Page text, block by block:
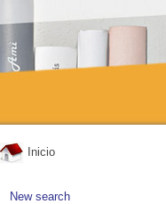
Inicio
New search